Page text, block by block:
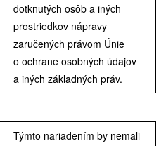
dotknutých osôb a iných
prostriedkov nápravy
zaručených právom Únie
o ochrane osobných údajov
a iných základných práv.
Týmto nariadením by nemali